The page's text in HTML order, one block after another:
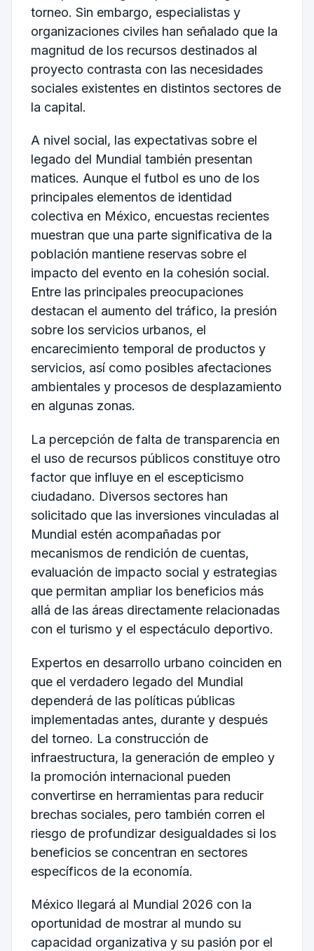
torneo. Sin embargo, especialistas y
organizaciones civiles han señalado que la
magnitud de los recursos destinados al
proyecto contrasta con las necesidades
sociales existentes en distintos sectores de
la capital.
A nivel social, las expectativas sobre el
legado del Mundial también presentan
matices. Aunque el futbol es uno de los
principales elementos de identidad
colectiva en México, encuestas recientes
muestran que una parte significativa de la
población mantiene reservas sobre el
impacto del evento en la cohesión social.
Entre las principales preocupaciones
destacan el aumento del tráfico, la presión
sobre los servicios urbanos, el
encarecimiento temporal de productos y
servicios, así como posibles afectaciones
ambientales y procesos de desplazamiento
en algunas zonas.
La percepción de falta de transparencia en
el uso de recursos públicos constituye otro
factor que influye en el escepticismo
ciudadano. Diversos sectores han
solicitado que las inversiones vinculadas al
Mundial estén acompañadas por
mecanismos de rendición de cuentas,
evaluación de impacto social y estrategias
que permitan ampliar los beneficios más
allá de las áreas directamente relacionadas
con el turismo y el espectáculo deportivo.
Expertos en desarrollo urbano coinciden en
que el verdadero legado del Mundial
dependerá de las políticas públicas
implementadas antes, durante y después
del torneo. La construcción de
infraestructura, la generación de empleo y
la promoción internacional pueden
convertirse en herramientas para reducir
brechas sociales, pero también corren el
riesgo de profundizar desigualdades si los
beneficios se concentran en sectores
específicos de la economía.
México llegará al Mundial 2026 con la
oportunidad de mostrar al mundo su
capacidad organizativa y su pasión por el